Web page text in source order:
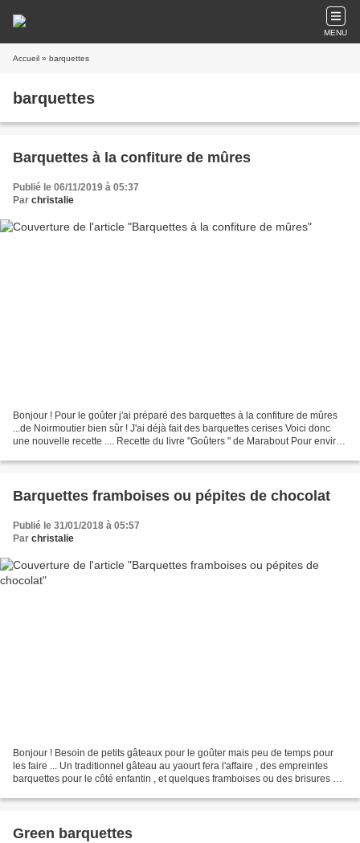
MENU
Accueil » barquettes
barquettes
Barquettes à la confiture de mûres
Publié le 06/11/2019 à 05:37
Par christalie
Bonjour ! Pour le goûter j'ai préparé des barquettes à la confiture de mûres
...de Noirmoutier bien sûr ! J'ai déjà fait des barquettes cerises Voici donc
une nouvelle recette .... Recette du livre "Goûters " de Marabout Pour environ
Barquettes framboises ou pépites de chocolat
Publié le 31/01/2018 à 05:57
Par christalie
Bonjour ! Besoin de petits gâteaux pour le goûter mais peu de temps pour
les faire ... Un traditionnel gâteau au yaourt fera l'affaire , des empreintes
barquettes pour le côté enfantin , et quelques framboises ou des brisures de
Green barquettes